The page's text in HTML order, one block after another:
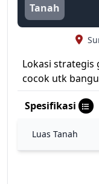
Tanah
Lokasi strategis
cocok utk
Spesifikasi
Luas Tanah